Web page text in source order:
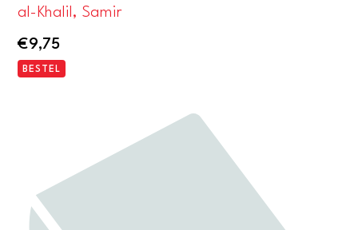
al-Khalil, Samir
€9,75
BESTEL